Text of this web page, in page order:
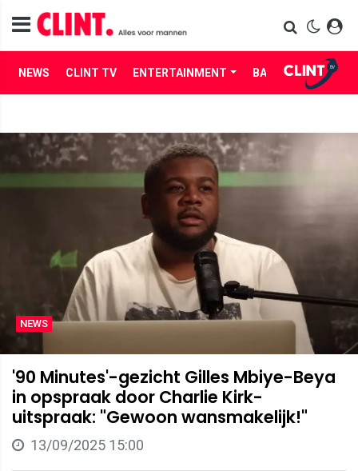
NEWS CLINT TV ENTERTAINMENT BABES LIFE
NEWS
'90 Minutes'-gezicht Gilles Mbiye-Beya
in opspraak door Charlie Kirk-
uitspraak: "Gewoon wansmakelijk!"
13/09/2025 15:00